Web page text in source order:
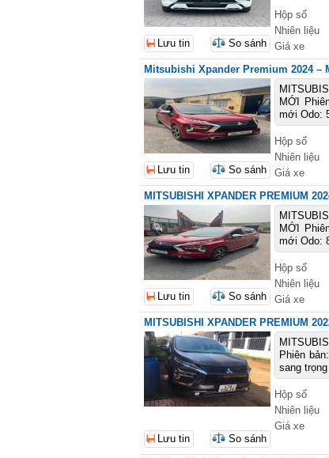
Hộp số
Nhiên liệu
Giá xe
Lưu tin So sánh
Mitsubishi Xpander Premium 2024
MỚI
mới Odo:
Hộp số
Nhiên liệu
Giá xe
Lưu tin So sánh
MITSUBISHI XPANDER PREMIUM
MỚI
mới Odo:
Hộp số
Nhiên liệu
Giá xe
Lưu tin So sánh
MITSUBISHI XPANDER PREMIUM
Phiên
sang
Hộp số
Nhiên liệu
Giá xe
Lưu tin So sánh